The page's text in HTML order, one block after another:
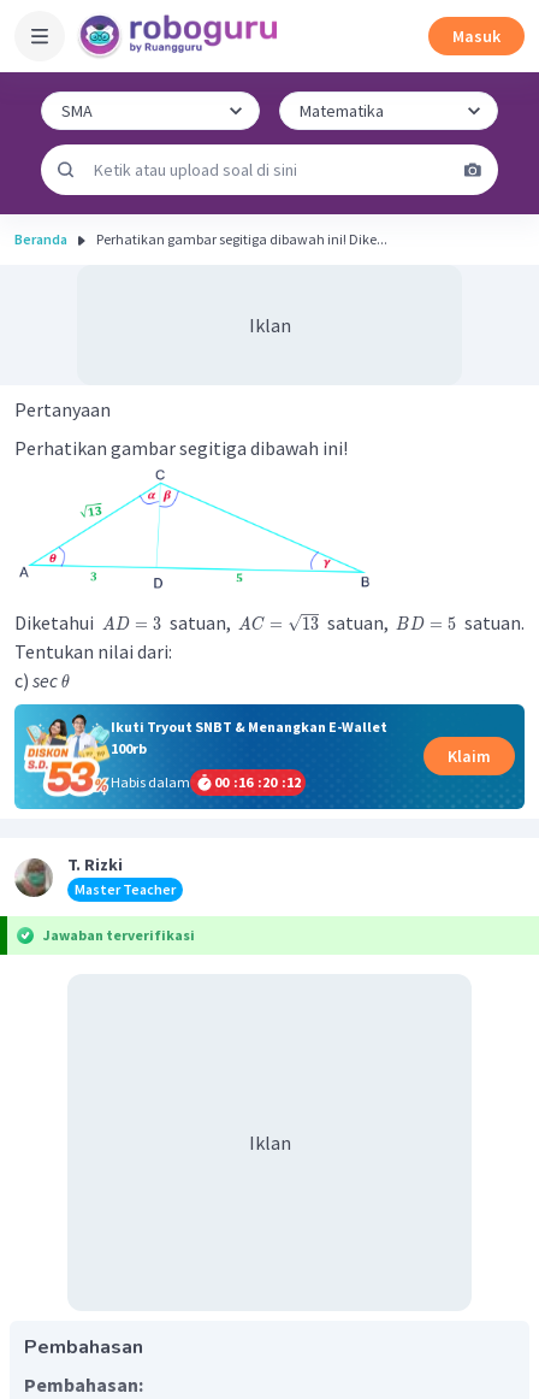
Masuk
Beranda Perhatikan gambar segitiga dibawah ini! Dike...
Iklan
Pertanyaan
Perhatikan gambar segitiga dibawah ini!
Diketahui A D = 3satuan, AC = 13 satuan, B D = 5 satuan.
Tentukan nilai dari:
c) sec θ
Ikuti Tryout SNBT & Menangkan E-Wallet
100rb
Habis dalam
00 :16 :20 :11
Klaim
T. Rizki
Master Teacher
Jawaban terverifikasi
Iklan
Pembahasan
Pembahasan: